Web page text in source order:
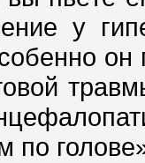
у
по